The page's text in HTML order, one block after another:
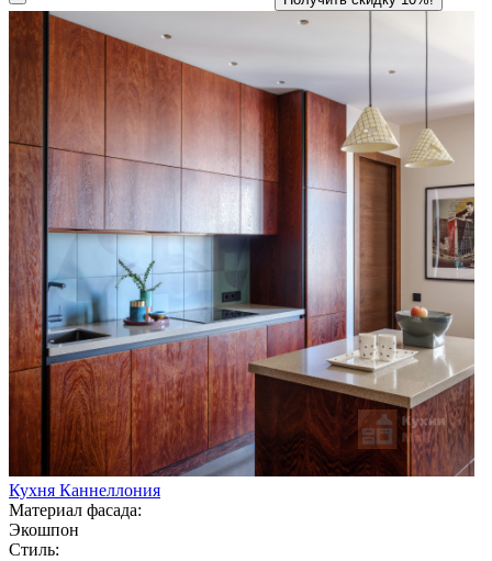
Кухня Каннеллония
Материал фасада:
Экошпон
Стиль: